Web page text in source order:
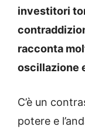
investitori
racconta
oscillazione
C’è un
potere e